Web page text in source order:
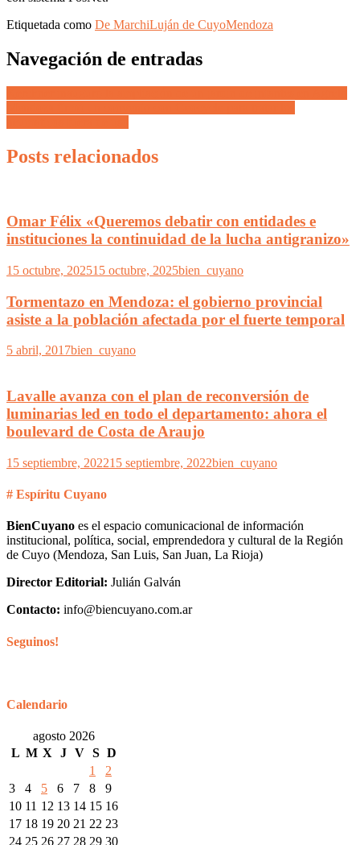
Etiquetada como De MarchiLuján de CuyoMendoza
Navegación de entradas
Posts relacionados
Omar Félix «Queremos debatir con entidades e
instituciones la continuidad de la lucha antigranizo»
15 octubre, 202515 octubre, 2025bien_cuyano
Tormentazo en Mendoza: el gobierno provincial
asiste a la población afectada por el fuerte temporal
5 abril, 2017bien_cuyano
Lavalle avanza con el plan de reconversión de
luminarias led en todo el departamento: ahora el
boulevard de Costa de Araujo
15 septiembre, 202215 septiembre, 2022bien_cuyano
# Espíritu Cuyano
BienCuyano es el espacio comunicacional de información
institucional, política, social, emprendedora y cultural de la Región
de Cuyo (Mendoza, San Luis, San Juan, La Rioja)
Director Editorial: Julián Galván
Contacto: info@biencuyano.com.ar
Seguinos!
Calendario
agosto 2026
L M X J V S D
1
2
3
4 5 6 7 8
9
10 11 12 13 14 15 16
17 18 19 20 21 22 23
24 25 26 27 28 29 30